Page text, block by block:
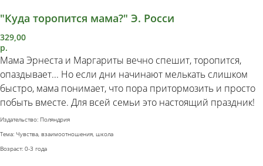
"Куда торопится мама?" Э. Росси
329,00
р.
Мама Эрнеста и Маргариты вечно спешит, торопится,
опаздывает... Но если дни начинают мелькать слишком
быстро, мама понимает, что пора притормозить и просто
побыть вместе. Для всей семьи это настоящий праздник!
Издательство: Поляндрия
Тема: Чувства, взаимоотношения, школа
Возраст: 0-3 года